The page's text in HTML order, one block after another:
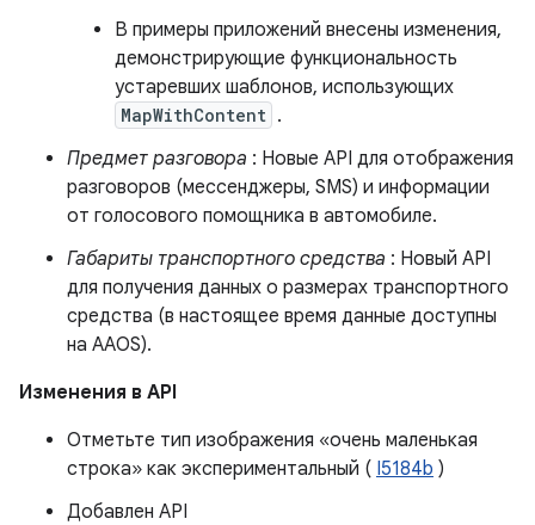
В примеры приложений внесены изменения,
демонстрирующие функциональность
устаревших шаблонов, использующих
MapWithContent .
Предмет разговора : Новые API для отображения
разговоров (мессенджеры, SMS) и информации
от голосового помощника в автомобиле.
Габариты транспортного средства : Новый API
для получения данных о размерах транспортного
средства (в настоящее время данные доступны
на AAOS).
Изменения в API
Отметьте тип изображения «очень маленькая
строка» как экспериментальный ( I5184b )
Добавлен API